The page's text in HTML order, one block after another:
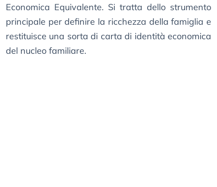
Economica Equivalente. Si tratta dello strumento
principale per definire la ricchezza della famiglia e
restituisce una sorta di carta di identità economica
del nucleo familiare.